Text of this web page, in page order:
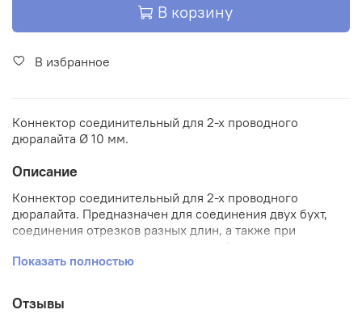
В корзину
В избранное
Коннектор соединительный для 2-х проводного
дюралайта Ø 10 мм.
Описание
Коннектор соединительный для 2-х проводного
дюралайта. Предназначен для соединения двух бухт,
соединения отрезков разных длин, а также при
отрезков дюралайта разного цвета свечения.
Показать полностью
Отзывы